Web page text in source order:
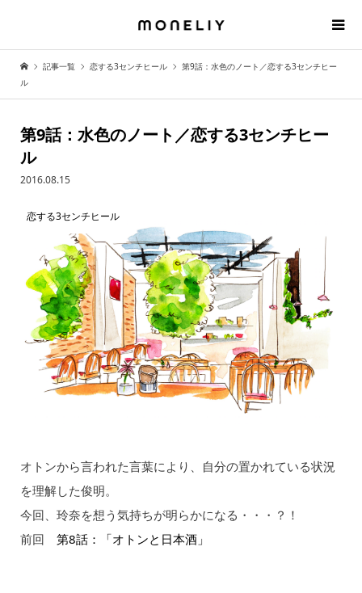
記事一覧 恋する3センチヒール
第9話：水色のノート／恋する3センチヒー
ル
第9話：水色のノート／恋する3センチヒー
ル
2016.08.15
恋する3センチヒール
オトンから言われた言葉により、自分の置かれている状況
を理解した俊明。
今回、玲奈を想う気持ちが明らかになる・・・？！
前回 第8話：「オトンと日本酒」